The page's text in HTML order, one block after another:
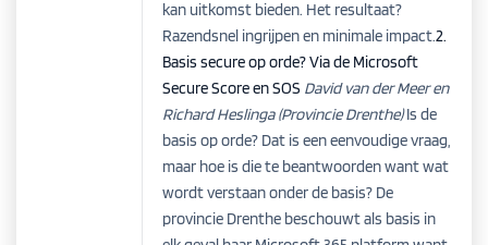
kan uitkomst bieden. Het resultaat?
Razendsnel ingrijpen en minimale impact.2.
Basis secure op orde? Via de Microsoft
Secure Score en SOS David van der Meer en
Richard Heslinga (Provincie Drenthe)Is de
basis op orde? Dat is een eenvoudige vraag,
maar hoe is die te beantwoorden want wat
wordt verstaan onder de basis? De
provincie Drenthe beschouwt als basis in